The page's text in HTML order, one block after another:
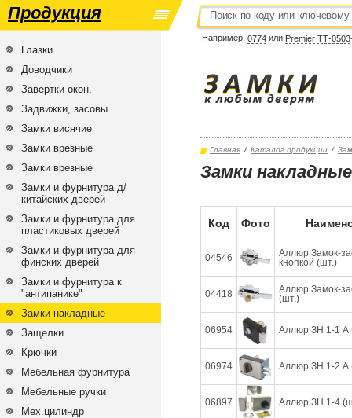
Продукция
Например: 0774 или Premier ТТ-
Глазки
Доводчики
Завертки окон.
Задвижки, засовы
Замки висячие
Замки врезные
Замки врезные
Замки и фурнитура д/
китайских дверей
Замки и фурнитура для
пластиковых дверей
Замки и фурнитура для
финских дверей
Замки и фурнитура к
"антипанике"
Замки накладные
Защелки
Крючки
Мебельная фурнитура
Мебельные ручки
Мех.цилиндр
Главная / Каталог продукции /
Замки
Код Фото
04546
Аллюр Замок-
кнопкой (шт.)
04418
Аллюр Замок-
(шт.)
06954 Аллюр ЗН 1-1 А
06974 Аллюр ЗН 1-2 А
06897 Аллюр ЗН 1-4